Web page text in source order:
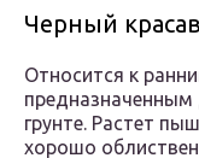
Черный
Относится к
грунте. Растет
хорошо